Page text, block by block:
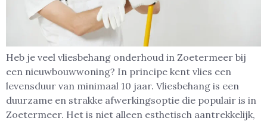
Heb je veel vliesbehang onderhoud in Zoetermeer bij
een nieuwbouwwoning? In principe kent vlies een
levensduur van minimaal 10 jaar. Vliesbehang is een
duurzame en strakke afwerkingsoptie die populair is in
Zoetermeer. Het is niet alleen esthetisch aantrekkelijk,